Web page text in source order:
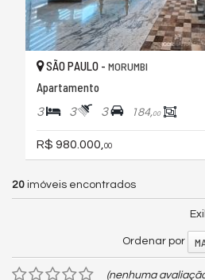
SÃO PAULO - MORUMBI
Apartamento
3 3 3 184,00
R$ 980.000, 00
20 imóveis encontrados
Ordenar por
(nenhuma